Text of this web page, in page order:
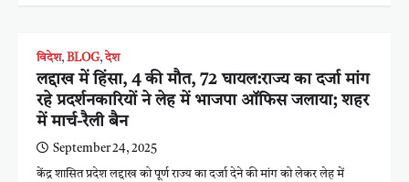
विदेश, BLOG, देश
लद्दाख में हिंसा, 4 की मौत, 72 घायल:राज्य का दर्जा मांग
रहे प्रदर्शनकारियों ने लेह में भाजपा ऑफिस जलाया; शहर
में मार्च-रैली बैन
September 24, 2025
केंद्र शासित प्रदेश लद्दाख को पूर्ण राज्य का दर्जा देने की मांग को लेकर लेह में